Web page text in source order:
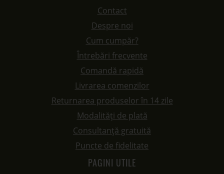
Contact
Despre noi
Cum cumpăr?
Întrebări frecvente
Comandă rapidă
Livrarea comenzilor
Returnarea produselor în 14 zile
Modalități de plată
Consultanță gratuită
Puncte de fidelitate
PAGINI UTILE